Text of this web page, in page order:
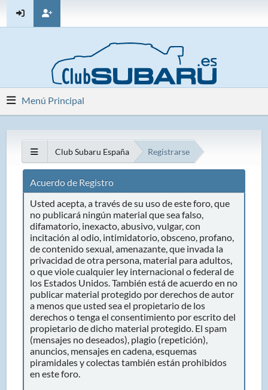
Menú Principal
Club Subaru España Registrarse
Acuerdo de Registro
Usted acepta, a través de su uso de este foro, que
no publicará ningún material que sea falso,
difamatorio, inexacto, abusivo, vulgar, con
incitación al odio, intimidatorio, obsceno, profano,
de contenido sexual, amenazante, que invada la
privacidad de otra persona, material para adultos,
o que viole cualquier ley internacional o federal de
los Estados Unidos. También está de acuerdo en no
publicar material protegido por derechos de autor
a menos que usted sea el propietario de los
derechos o tenga el consentimiento por escrito del
propietario de dicho material protegido. El spam
(mensajes no deseados), plagio (repetición),
anuncios, mensajes en cadena, esquemas
piramidales y colectas también están prohibidos
en este foro.